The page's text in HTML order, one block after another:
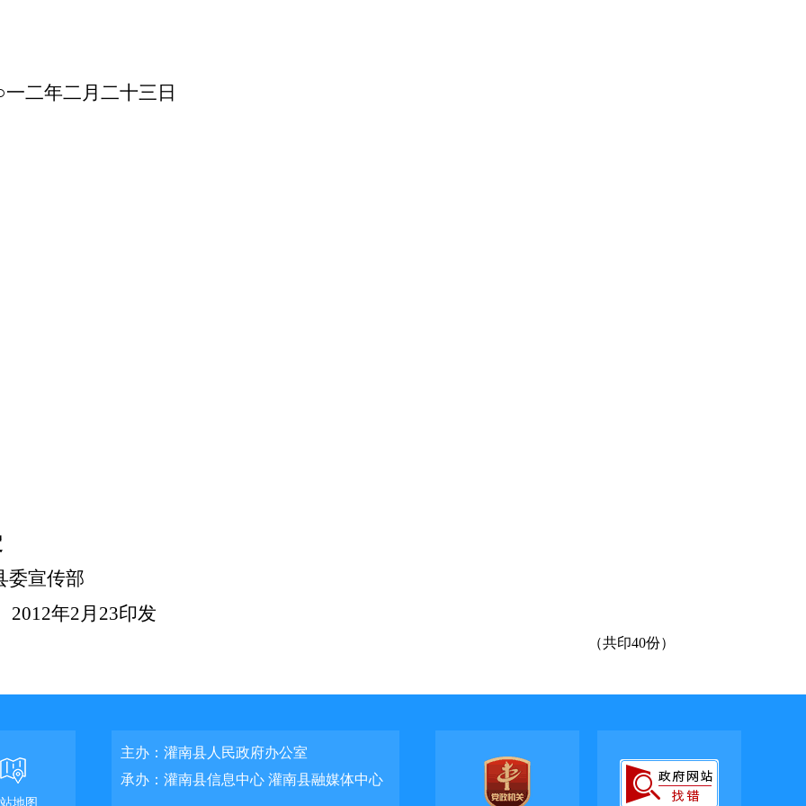
一二年二月二十三日
委宣传部
年2月23印发
（共印40份）
地图
主办：灌南县人民政府办公室
承办：灌南县信息中心 灌南县融媒体中心